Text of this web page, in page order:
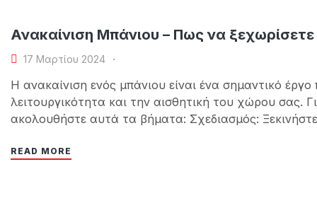
Ανακαίνιση Μπάνιου – Πως να ξεχωρίσετε
17 Μαρτίου 2024
Η ανακαίνιση ενός μπάνιου είναι ένα σημαντικό
λειτουργικότητα και την αισθητική του χώρου σας.
ακολουθήστε αυτά τα βήματα: Σχεδιασμός:
READ MORE